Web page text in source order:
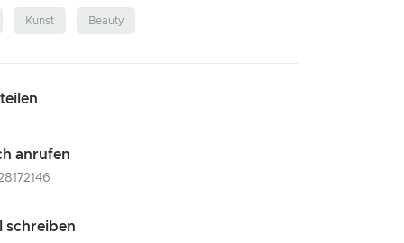
Kunst Beauty
anrufen
schreiben